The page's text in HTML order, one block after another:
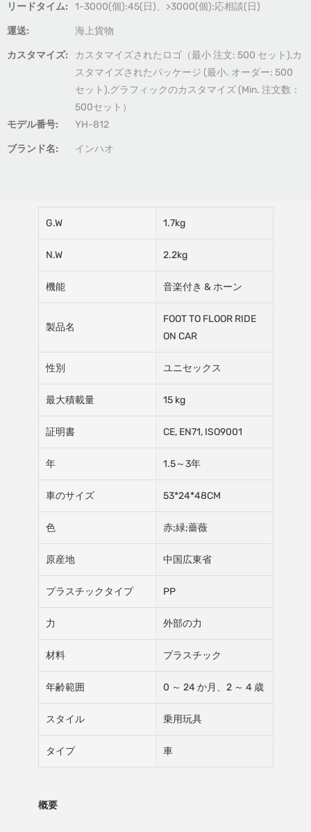
リードタイム:
1-3000(個):45(日)、>3000(個):応相談(日)
運送: 海上貨物
カスタマイズ:
カスタマイズされたロゴ（最小 注文: 500 セット),カ
スタマイズされたパッケージ (最小. オーダー: 500
セット),グラフィックのカスタマイズ (Min. 注文数：
500セット）
モデル番号:
YH-812
ブランド名: インハオ
G.W 1.7kg
N.W 2.2kg
機能 音楽付き & ホーン
製品名
FOOT TO FLOOR RIDE
ON CAR
性別 ユニセックス
最大積載量 15 kg
証明書 CE, EN71, ISO9001
年 1.5～3年
車のサイズ 53*24*48CM
色 赤;緑;薔薇
原産地 中国広東省
プラスチックタイプ PP
力 外部の力
材料 プラスチック
年齢範囲 0 ～ 24 か月、2 ～ 4 歳
スタイル 乗用玩具
タイプ 車
概要